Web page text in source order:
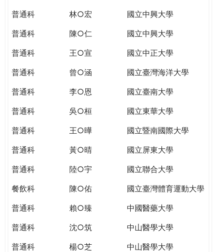
民。
TODAY
WORLD
TOMORROW
YOU
THE
PATH
GLOBAL
普通科
林○宏
國立中興大學
普通科
陳○仁
國立中興大學
普通科
王○宣
國立中正大學
普通科
曾○涵
國立臺灣海洋大學
普通科
李○恩
國立臺南大學
普通科
吳○桓
國立東華大學
普通科
王○曄
國立暨南國際大學
普通科
黃○晴
國立屏東大學
普通科
陸○宇
國立聯合大學
餐飲科
陳○佑
國立臺灣體育運動大學
普通科
賴○臻
中國醫藥大學
普通科
沈○筑
中山醫學大學
普通科
楊○芝
中山醫學大學